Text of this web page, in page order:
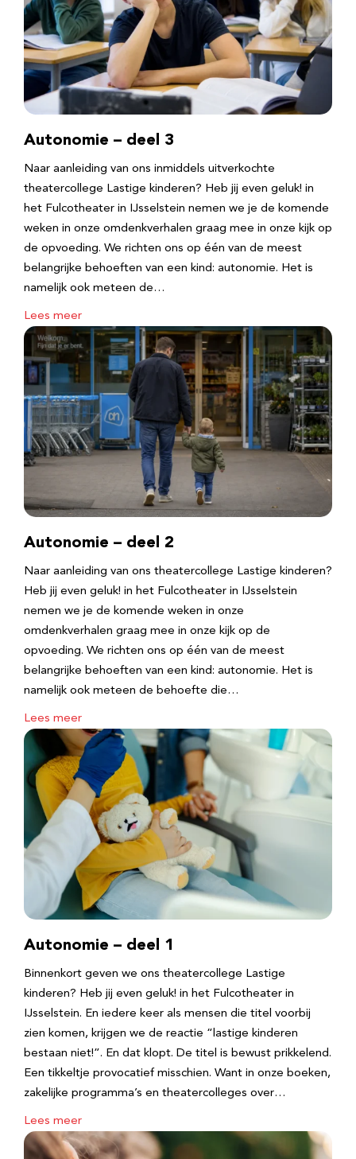
Autonomie – deel 3
Naar aanleiding van ons inmiddels uitverkochte
theatercollege Lastige kinderen? Heb jij even geluk! in
het Fulcotheater in IJsselstein nemen we je de komende
weken in onze omdenkverhalen graag mee in onze kijk op
de opvoeding. We richten ons op één van de meest
belangrijke behoeften van een kind: autonomie. Het is
namelijk ook meteen de…
Lees meer
Autonomie – deel 2
Naar aanleiding van ons theatercollege Lastige kinderen?
Heb jij even geluk! in het Fulcotheater in IJsselstein
nemen we je de komende weken in onze
omdenkverhalen graag mee in onze kijk op de
opvoeding. We richten ons op één van de meest
belangrijke behoeften van een kind: autonomie. Het is
namelijk ook meteen de behoefte die…
Lees meer
Autonomie – deel 1
Binnenkort geven we ons theatercollege Lastige
kinderen? Heb jij even geluk! in het Fulcotheater in
IJsselstein. En iedere keer als mensen die titel voorbij
zien komen, krijgen we de reactie “lastige kinderen
bestaan niet!”. En dat klopt. De titel is bewust prikkelend.
Een tikkeltje provocatief misschien. Want in onze boeken,
zakelijke programma’s en theatercolleges over…
Lees meer